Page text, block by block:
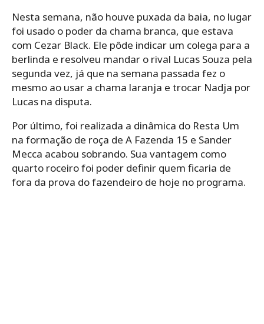
Nesta semana, não houve puxada da baia, no lugar
foi usado o poder da chama branca, que estava
com Cezar Black. Ele pôde indicar um colega para a
berlinda e resolveu mandar o rival Lucas Souza pela
segunda vez, já que na semana passada fez o
mesmo ao usar a chama laranja e trocar Nadja por
Lucas na disputa.
Por último, foi realizada a dinâmica do Resta Um
na formação de roça de A Fazenda 15 e Sander
Mecca acabou sobrando. Sua vantagem como
quarto roceiro foi poder definir quem ficaria de
fora da prova do fazendeiro de hoje no programa.